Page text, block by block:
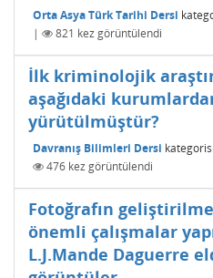
Orta Asya Türk Tarihi Dersi
|
821 kez görüntülendi
İlk kriminolojik
aşağıdaki
yürütülmüştür?
Davranış Bilimleri Dersi
476 kez görüntülendi
Fotoğrafın
önemli çalışmalar
L.J.Mande Daguerre